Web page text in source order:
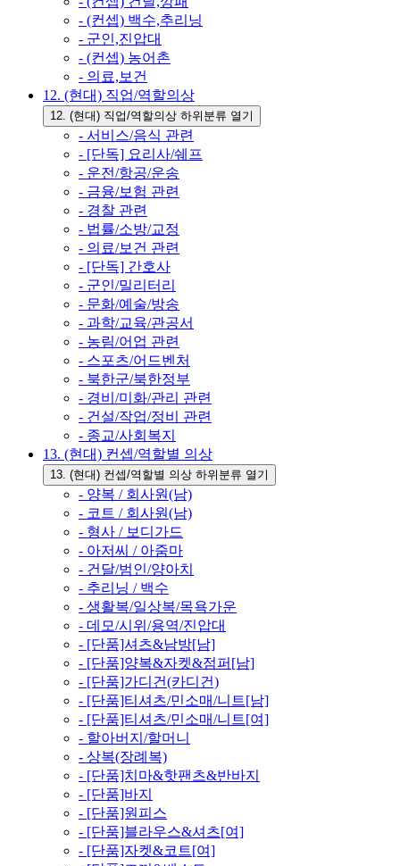
- (컨셉) 백수,추리닝
- 군인,진압대
- (컨셉) 농어촌
- 의료,보건
12. (현대) 직업/역할의상
12. (현대) 직업/역할의상 하위분류 열기
- 서비스/음식 관련
- [단독] 요리사/쉐프
- 운전/항공/운송
- 금융/보험 관련
- 경찰 관련
- 법률/소방/교정
- 의료/보건 관련
- [단독] 간호사
- 군인/밀리터리
- 문화/예술/방송
- 과학/교육/관공서
- 농림/어업 관련
- 스포츠/어드벤처
- 북한군/북한정부
- 경비/미화/관리 관련
- 건설/작업/정비 관련
- 종교/사회복지
13. (현대) 컨셉/역할별 의상
13. (현대) 컨셉/역할별 의상 하위분류 열기
- 양복 / 회사원(남)
- 코트 / 회사원(남)
- 형사 / 보디가드
- 아저씨 / 아줌마
- 건달/범인/양아치
- 추리닝 / 백수
- 생활복/일상복/목욕가운
- 데모/시위/용역/진압대
- [단품]셔츠&남방[남]
- [단품]양복&자켓&점퍼[남]
- [단품]가디건(카디건)
- [단품]티셔츠/민소매/니트[남]
- [단품]티셔츠/민소매/니트[여]
- 할아버지/할머니
- 상복(장례복)
- [단품]치마&핫팬츠&반바지
- [단품]바지
- [단품]원피스
- [단품]블라우스&셔츠[여]
- [단품]자켓&코트[여]